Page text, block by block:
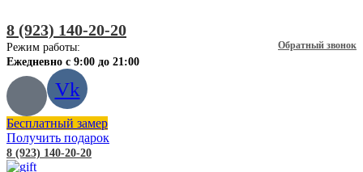
8 (923) 140-20-20
Обратный звонок
Режим работы:
Ежедневно с 9:00 до 21:00
Vk
Бесплатный замер
Получить подарок
8 (923) 140-20-20